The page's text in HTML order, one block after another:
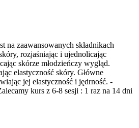
na zaawansowanych składnikach
rozjaśniając i ujednolicając
skórze młodzieńczy wygląd.
elastyczność skóry. Główne
jej elastyczność i jędrność. -
kurs z 6-8 sesji : 1 raz na 14 dni